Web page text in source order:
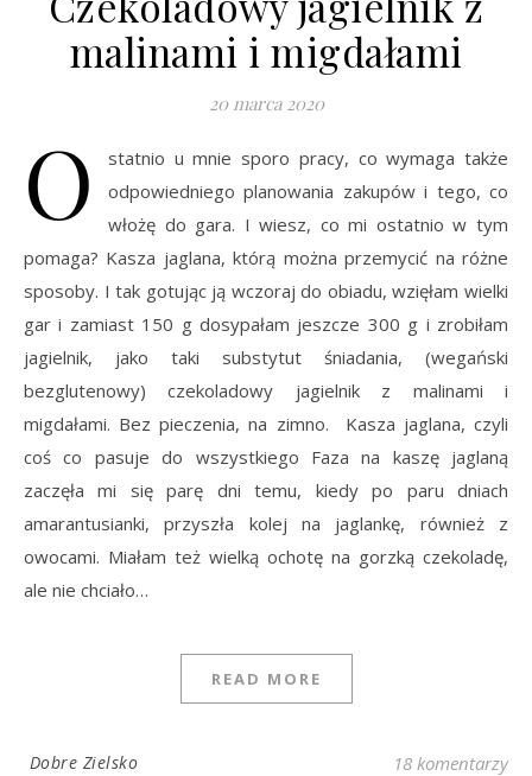
malinami i migdałami
20 marca 2020
O
statnio u mnie sporo pracy, co wymaga także
odpowiedniego planowania zakupów i tego, co
włożę do gara. I wiesz, co mi ostatnio w tym
pomaga? Kasza jaglana, którą można przemycić na różne
sposoby. I tak gotując ją wczoraj do obiadu, wzięłam wielki
gar i zamiast 150 g dosypałam jeszcze 300 g i zrobiłam
jagielnik, jako taki substytut śniadania, (wegański
bezglutenowy) czekoladowy jagielnik z malinami i
migdałami. Bez pieczenia, na zimno. Kasza jaglana, czyli
coś co pasuje do wszystkiego Faza na kaszę jaglaną
zaczęła mi się parę dni temu, kiedy po paru dniach
amarantusianki, przyszła kolej na jaglankę, również z
owocami. Miałam też wielką ochotę na gorzką czekoladę,
ale nie chciało…
READ MORE
Dobre Zielsko 18 komentarzy